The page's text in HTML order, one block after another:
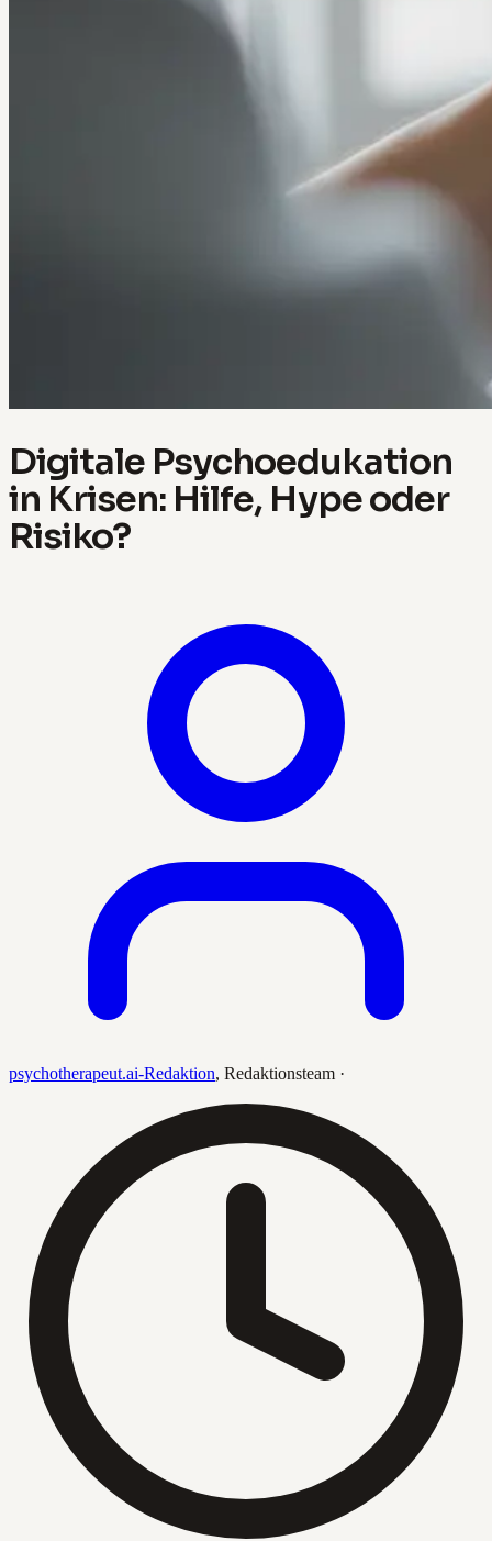
Digitale Psychoedukation
in Krisen: Hilfe, Hype oder
Risiko?
psychotherapeut.ai-Redaktion, Redaktionsteam ·